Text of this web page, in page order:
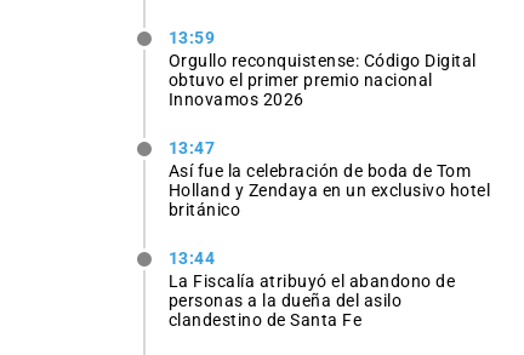
13:59
Orgullo reconquistense: Código Digital
obtuvo el primer premio nacional
Innovamos 2026
13:47
Así fue la celebración de boda de Tom
Holland y Zendaya en un exclusivo hotel
británico
13:44
La Fiscalía atribuyó el abandono de
personas a la dueña del asilo
clandestino de Santa Fe